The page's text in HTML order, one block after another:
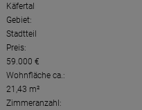
Käfertal
Gebiet:
Stadtteil
Preis:
59.000 €
Wohnfläche ca.:
21,43 m²
Zimmeranzahl: